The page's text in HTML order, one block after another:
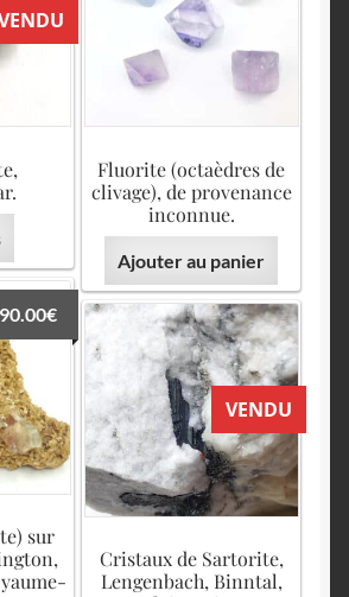
Fluorite (octaèdres de
clivage), de provenance
inconnue.
Ajouter au panier
sur
90.00€
VENDU
Cristaux de Sartorite,
Lengenbach, Binntal,